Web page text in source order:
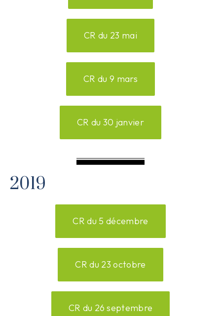
CR du 23 mai
CR du 9 mars
CR du 30 janvier
2019
CR du 5 décembre
CR du 23 octobre
CR du 26 septembre